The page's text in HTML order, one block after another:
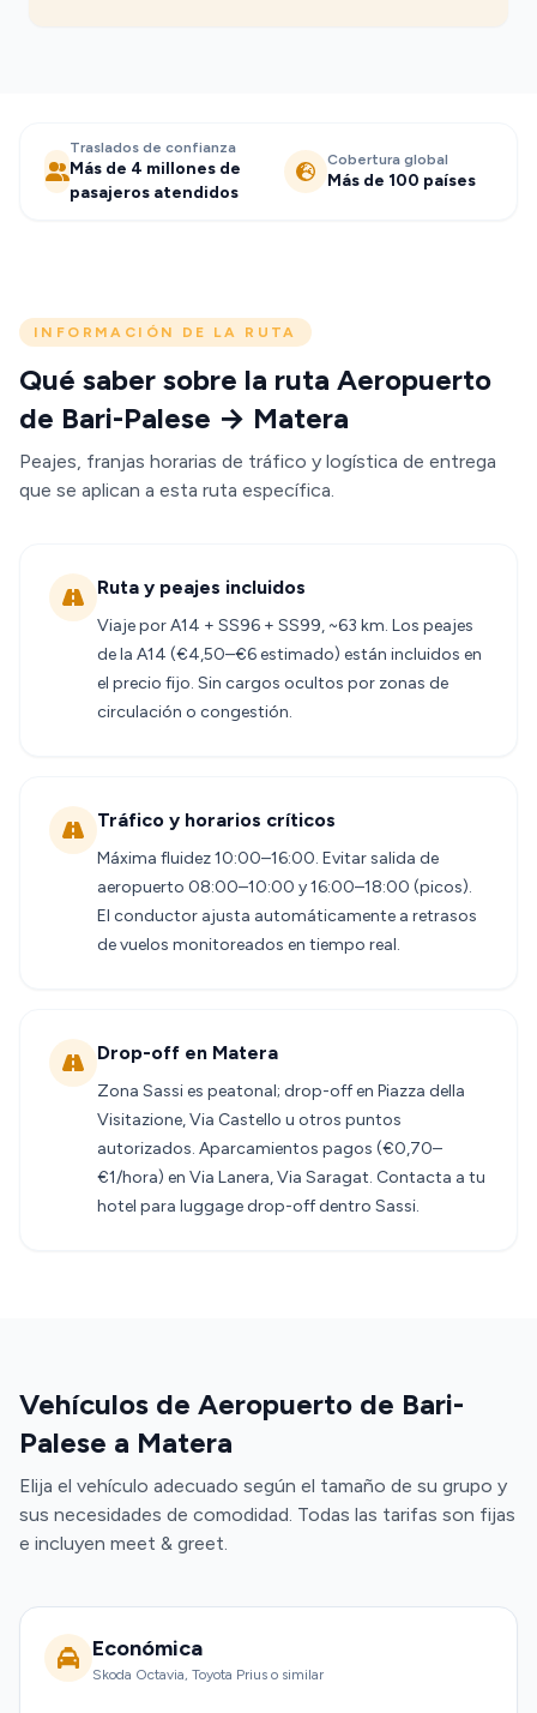
Traslados de confianza
Más de 4 millones de
pasajeros atendidos
Cobertura global
Más de 100 países
INFORMACIÓN DE LA RUTA
Qué saber sobre la ruta Aeropuerto
de Bari-Palese → Matera
Peajes, franjas horarias de tráfico y logística de entrega
que se aplican a esta ruta específica.
Ruta y peajes incluidos
Viaje por A14 + SS96 + SS99, ~63 km. Los peajes
de la A14 (€4,50–€6 estimado) están incluidos en
el precio fijo. Sin cargos ocultos por zonas de
circulación o congestión.
Tráfico y horarios críticos
Máxima fluidez 10:00–16:00. Evitar salida de
aeropuerto 08:00–10:00 y 16:00–18:00 (picos).
El conductor ajusta automáticamente a retrasos
de vuelos monitoreados en tiempo real.
Drop-off en Matera
Zona Sassi es peatonal; drop-off en Piazza della
Visitazione, Via Castello u otros puntos
autorizados. Aparcamientos pagos (€0,70–
€1/hora) en Via Lanera, Via Saragat. Contacta a tu
hotel para luggage drop-off dentro Sassi.
Vehículos de Aeropuerto de Bari-
Palese a Matera
Elija el vehículo adecuado según el tamaño de su grupo y
sus necesidades de comodidad. Todas las tarifas son fijas
e incluyen meet & greet.
Económica
Skoda Octavia, Toyota Prius o similar